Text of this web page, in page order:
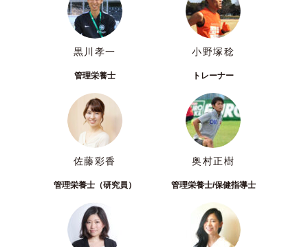
黒川孝一 小野塚稔
管理栄養士
佐藤彩香
トレーナー
奥村正樹
管理栄養士（研究員） 管理栄養士/保健指導士